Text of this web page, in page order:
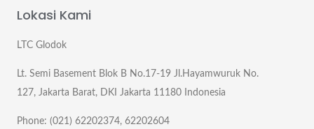
Lokasi Kami
LTC Glodok
Lt. Semi Basement Blok B No.17-19 Jl.Hayamwuruk No.
127, Jakarta Barat, DKI Jakarta 11180 Indonesia
Phone: (021) 62202374, 62202604